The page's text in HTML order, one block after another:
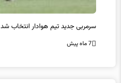
سرمربی جدید تیم هوادار انتخاب شد
7 ماه پیش